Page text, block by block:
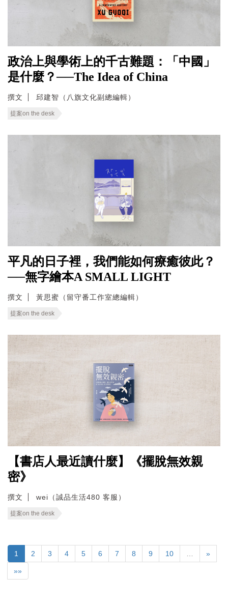
政治上與學術上的千古難題：「中國」
是什麼？──The Idea of China
撰文 邱建智（八旗文化副總編輯）
提案on the desk
平凡的日子裡，我們能如何療癒彼此？
──無字繪本A SMALL LIGHT
撰文 黃思蜜（留守番工作室總編輯）
提案on the desk
【書店人最近讀什麼】《擺脫無效親
密》
撰文 wei（誠品生活480 客服）
提案on the desk
1 2 3 4 5 6 7 8 9 10 »
»»